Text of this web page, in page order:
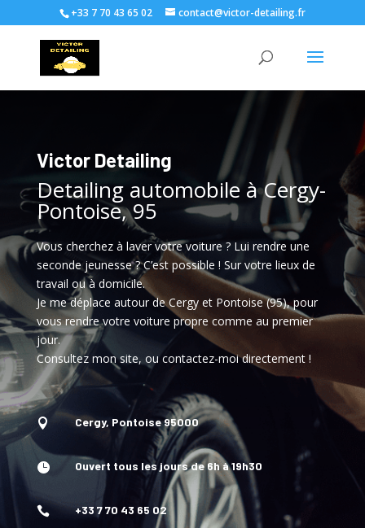
+33 7 70 43 65 02 contact@victor-detailing.fr
Victor Detailing
Detailing automobile à Cergy-
Pontoise, 95
Vous cherchez à laver votre voiture ? Lui rendre une
seconde jeunesse ? C’est possible ! Sur votre lieux de
travail ou à domicile.
Je me déplace autour de Cergy et Pontoise (95), pour
vous rendre votre voiture propre comme au premier
jour.
Consultez mon site, ou contactez-moi directement !
 Cergy, Pontoise 95000
 Ouvert tous les jours de 6h à 19h30
 +33 7 70 43 65 02